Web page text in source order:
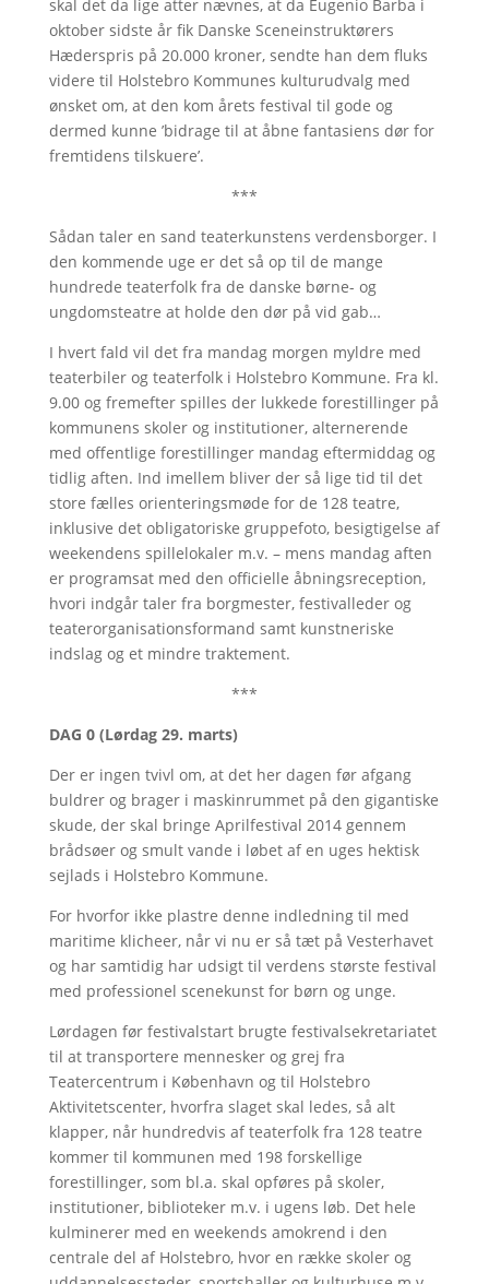
skal det da lige atter nævnes, at da Eugenio Barba i
oktober sidste år fik Danske Sceneinstruktørers
Hæderspris på 20.000 kroner, sendte han dem fluks
videre til Holstebro Kommunes kulturudvalg med
ønsket om, at den kom årets festival til gode og
dermed kunne ’bidrage til at åbne fantasiens dør for
fremtidens tilskuere’.
***
Sådan taler en sand teaterkunstens verdensborger. I
den kommende uge er det så op til de mange
hundrede teaterfolk fra de danske børne- og
ungdomsteatre at holde den dør på vid gab…
I hvert fald vil det fra mandag morgen myldre med
teaterbiler og teaterfolk i Holstebro Kommune. Fra kl.
9.00 og fremefter spilles der lukkede forestillinger på
kommunens skoler og institutioner, alternerende
med offentlige forestillinger mandag eftermiddag og
tidlig aften. Ind imellem bliver der så lige tid til det
store fælles orienteringsmøde for de 128 teatre,
inklusive det obligatoriske gruppefoto, besigtigelse af
weekendens spillelokaler m.v. – mens mandag aften
er programsat med den officielle åbningsreception,
hvori indgår taler fra borgmester, festivalleder og
teaterorganisationsformand samt kunstneriske
indslag og et mindre traktement.
***
DAG 0 (Lørdag 29. marts)
Der er ingen tvivl om, at det her dagen før afgang
buldrer og brager i maskinrummet på den gigantiske
skude, der skal bringe Aprilfestival 2014 gennem
brådsøer og smult vande i løbet af en uges hektisk
sejlads i Holstebro Kommune.
For hvorfor ikke plastre denne indledning til med
maritime klicheer, når vi nu er så tæt på Vesterhavet
og har samtidig har udsigt til verdens største festival
med professionel scenekunst for børn og unge.
Lørdagen før festivalstart brugte festivalsekretariatet
til at transportere mennesker og grej fra
Teatercentrum i København og til Holstebro
Aktivitetscenter, hvorfra slaget skal ledes, så alt
klapper, når hundredvis af teaterfolk fra 128 teatre
kommer til kommunen med 198 forskellige
forestillinger, som bl.a. skal opføres på skoler,
institutioner, biblioteker m.v. i ugens løb. Det hele
kulminerer med en weekends amokrend i den
centrale del af Holstebro, hvor en række skoler og